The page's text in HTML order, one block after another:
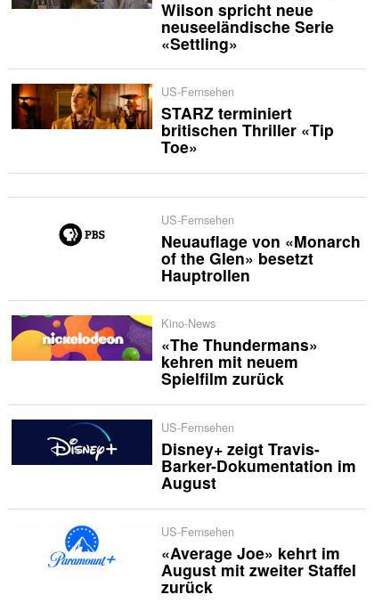
Wilson spricht neue
neuseeländische Serie
«Settling»
US-Fernsehen
STARZ terminiert
britischen Thriller «Tip
Toe»
US-Fernsehen
Neuauflage von «Monarch
of the Glen» besetzt
Hauptrollen
Kino-News
«The Thundermans»
kehren mit neuem
Spielfilm zurück
US-Fernsehen
Disney+ zeigt Travis-
Barker-Dokumentation im
August
US-Fernsehen
«Average Joe» kehrt im
August mit zweiter Staffel
zurück